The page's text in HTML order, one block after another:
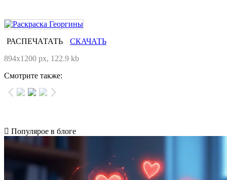
РАСПЕЧАТАТЬ
СКАЧАТЬ
894x1200 px, 122.9 kb
Смотрите также:
Популярое в блоге